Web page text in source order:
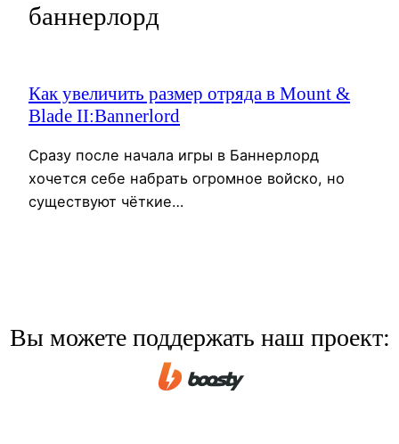
баннерлорд
Как увеличить размер отряда в Mount &
Blade II:Bannerlord
Сразу после начала игры в Баннерлорд
хочется себе набрать огромное войско, но
существуют чёткие…
Вы можете поддержать наш проект: